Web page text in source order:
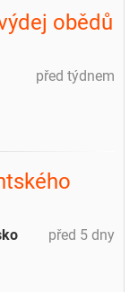
obědů
před týdnem
před 5 dny